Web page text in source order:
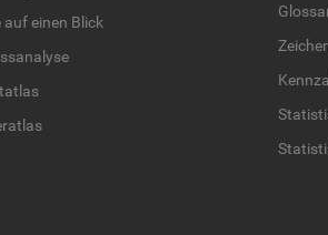
auf einen Blick